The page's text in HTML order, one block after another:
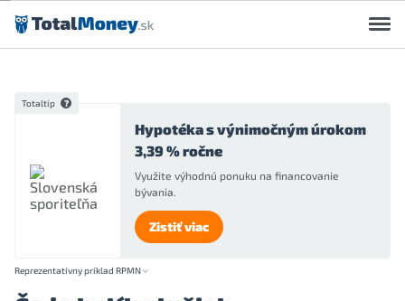
Preskočiť na obsah
Totaltip
Hypotéka s výnimočným úrokom
3,39 % ročne
Využite výhodnú ponuku na financovanie
bývania.
Zistiť viac
Reprezentatívny príklad RPMN